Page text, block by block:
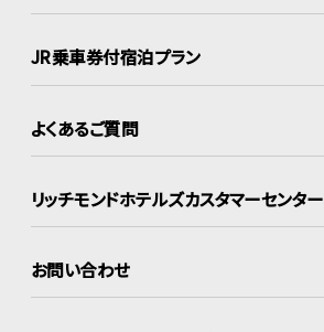
JR乗車券付宿泊プラン
よくあるご質問
リッチモンドホテルズカスタマーセンター
お問い合わせ